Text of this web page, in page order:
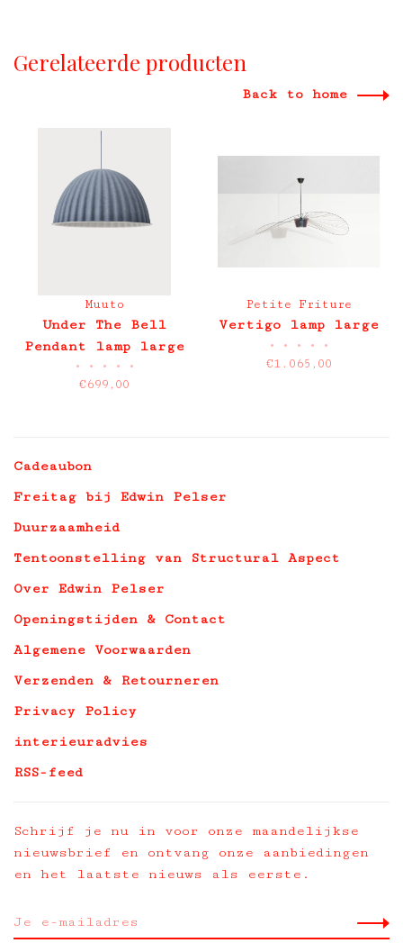
Gerelateerde producten
Back to home
Muuto
Under The Bell
Pendant lamp large
• • • • •
€699,00
Petite Friture
Vertigo lamp large
• • • • •
€1.065,00
Cadeaubon
Freitag bij Edwin Pelser
Duurzaamheid
Tentoonstelling van Structural Aspect
Over Edwin Pelser
Openingstijden & Contact
Algemene Voorwaarden
Verzenden & Retourneren
Privacy Policy
interieuradvies
RSS-feed
Schrijf je nu in voor onze maandelijkse
nieuwsbrief en ontvang onze aanbiedingen
en het laatste nieuws als eerste.